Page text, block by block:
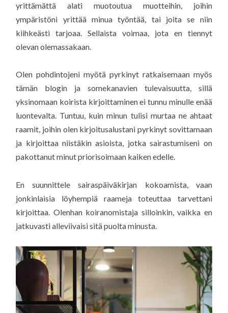
yrittämättä alati muotoutua muotteihin, joihin
ympäristöni yrittää minua työntää, tai joita se niin
kiihkeästi tarjoaa. Sellaista voimaa, jota en tiennyt
olevan olemassakaan.
Olen pohdintojeni myötä pyrkinyt ratkaisemaan myös
tämän blogin ja somekanavien tulevaisuutta, sillä
yksinomaan koirista kirjoittaminen ei tunnu minulle enää
luontevalta. Tuntuu, kuin minun tulisi murtaa ne ahtaat
raamit, joihin olen kirjoitusalustani pyrkinyt sovittamaan
ja kirjoittaa niistäkin asioista, jotka sairastumiseni on
pakottanut minut priorisoimaan kaiken edelle.
En suunnittele sairaspäiväkirjan kokoamista, vaan
jonkinlaisia löyhempiä raameja toteuttaa tarvettani
kirjoittaa. Olenhan koiranomistaja silloinkin, vaikka en
jatkuvasti alleviivaisi sitä puolta minusta.